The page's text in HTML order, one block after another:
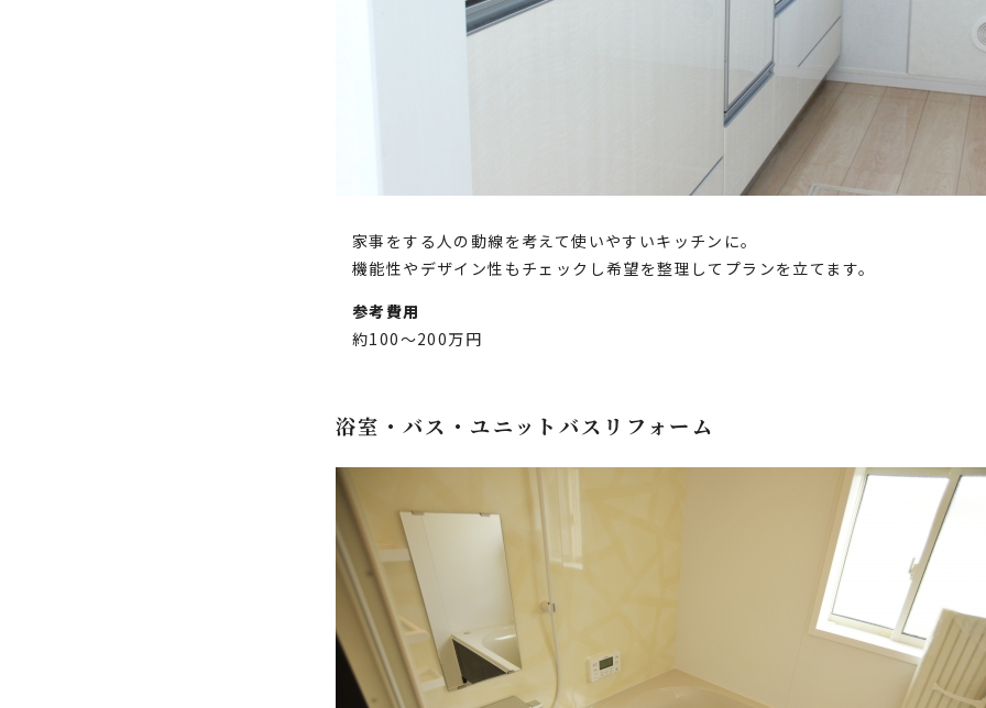
家事をする人の動線を考えて使いやすいキッチンに。
機能性やデザイン性もチェックし希望を整理してプランを立てます。
参考費用
約100～200万円
浴室・バス・ユニットバスリフォーム